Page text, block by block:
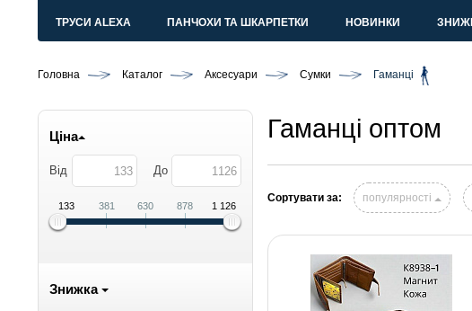
ТРУСИ ALEXA ПАНЧОХИ ТА ШКАРПЕТКИ НОВИНКИ
Головна Каталог Аксесуари Сумки Гаманці
Ціна
Від До
133 381 630 878 1 126
Знижка
Гаманці оптом
Сортувати за: популярності